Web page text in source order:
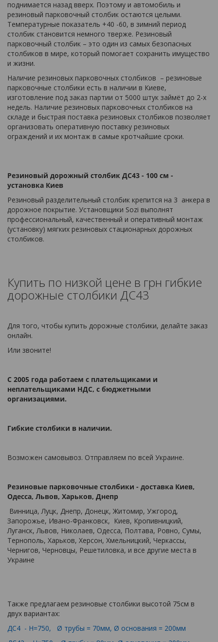
поднимается назад вверх. Поэтому и автомобиль и
резиновый парковочный столбик остаются целыми.
Температурные показатель +40 -60, в зимний период
столбик становится немного тверже. Резиновый
парковочный столбик – это один из самых безопасных
столбиков в мире, который помогает сохранить имущество
и жизни.
Наличие резиновых парковочных столбиков – резиновые
парковочные столбики есть в наличии в Киеве,
изготовление под заказ партии от 5000 штук займёт до 2-х
недель. Наличие резиновых парковочных столбиков на
складе и быстрая поставка резиновых столбиков позволяет
организовать оперативную поставку резиновых
ограждений и их монтаж в самые кротчайшие сроки.
Резиновый дорожный столбик ДС43 - 100 см -
установка Киев
Резиновый разделительный столбик крепится на 3 анкера в
дорожное покрытие. Установщики Sozi выполнят
профессиональный, качественный и оперативный монтаж
(установку) мягких резиновых стационарных дорожных
столбиков.
Купить по низкой цене в грн гибкие
дорожные столбики ДС43
Для того, чтобы купить дорожные столбики, делайте заказ
онлайн.
Или звоните!
С 2005 года работаем с плательщиками и
неплательщиками НДС, с бюджетными
организациями.
Гибкие столбики в наличии.
Возможен самовывоз. Отправляем по всей Украине.
Резиновые парковочные столбики - доставка Киев,
Одесса, Львов, Харьков, Днепр
Винница, Луцк, Днепр, Донецк, Житомир, Ужгород,
Запорожье, Ивано-Франковск, Киев, Кропивницкий,
Луганск, Львов, Николаев, Одесса, Полтава, Ровно, Сумы,
Тернополь, Харьков, Херсон, Хмельницкий, Черкассы,
Чернигов, Черновцы, Решетиловка, и все другие места в
Украине
Также предлагаем резиновые столбики высотой 75см в
двух вариантах:
ДС4 - Н=750, Ø трубы = 70мм, Ø основания = 200мм